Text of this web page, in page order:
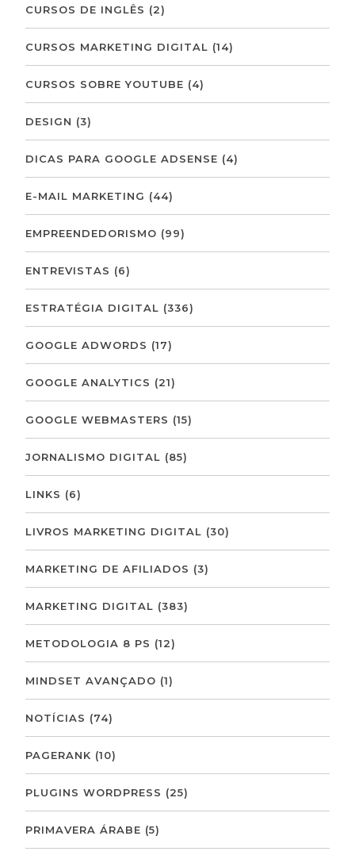
CURSOS DE INGLÊS (2)
CURSOS MARKETING DIGITAL (14)
CURSOS SOBRE YOUTUBE (4)
DESIGN (3)
DICAS PARA GOOGLE ADSENSE (4)
E-MAIL MARKETING (44)
EMPREENDEDORISMO (99)
ENTREVISTAS (6)
ESTRATÉGIA DIGITAL (336)
GOOGLE ADWORDS (17)
GOOGLE ANALYTICS (21)
GOOGLE WEBMASTERS (15)
JORNALISMO DIGITAL (85)
LINKS (6)
LIVROS MARKETING DIGITAL (30)
MARKETING DE AFILIADOS (3)
MARKETING DIGITAL (383)
METODOLOGIA 8 PS (12)
MINDSET AVANÇADO (1)
NOTÍCIAS (74)
PAGERANK (10)
PLUGINS WORDPRESS (25)
PRIMAVERA ÁRABE (5)